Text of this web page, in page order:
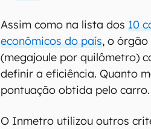
Assim como na lista dos 10
econômicos do país, o
(megajoule por quilômetro)
definir a eficiência. Quanto
pontuação obtida pelo carro.
O Inmetro utilizou outros